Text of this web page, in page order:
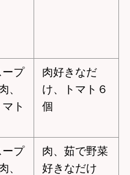
ープ
、
マト
肉好きなだ
け、トマト６
個
ープ
、
肉、茹で野菜
好きなだけ